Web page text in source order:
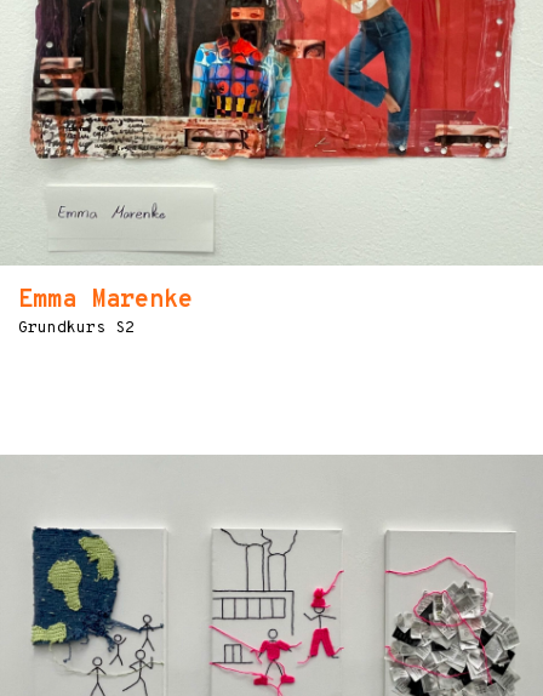
Emma Marenke
Grundkurs S2